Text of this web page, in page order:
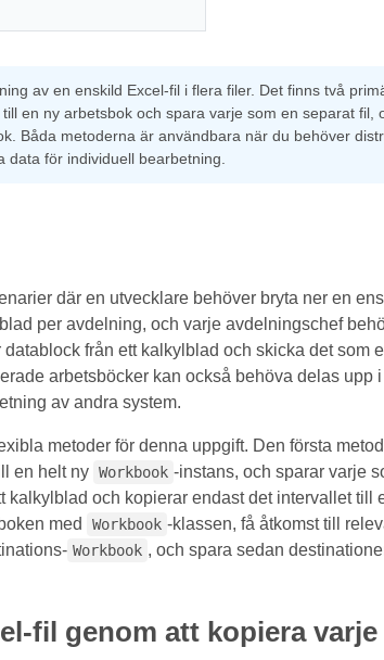
av en enskild Excel-fil i flera filer. Det finns två
en ny arbetsbok och spara varje som en separat
Båda metoderna är användbara när du behöver
för individuell bearbetning.
där en utvecklare behöver bryta ner en
per avdelning, och varje avdelningschef
från ett kalkylblad och skicka det som
arbetsböcker kan också behöva delas upp
av andra system.
metoder för denna uppgift. Den första
en helt ny Workbook -instans, och sparar varje
kalkylblad och kopierar endast det intervallet till
med
Workbook -klassen, få åtkomst till
Workbook , och spara sedan
fil genom att kopiera